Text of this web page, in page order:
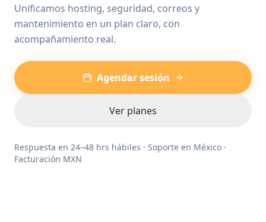
Unificamos hosting, seguridad, correos y
mantenimiento en un plan claro, con
acompañamiento real.
Agendar sesión
Ver planes
Respuesta en 24–48 hrs hábiles · Soporte en México ·
Facturación MXN